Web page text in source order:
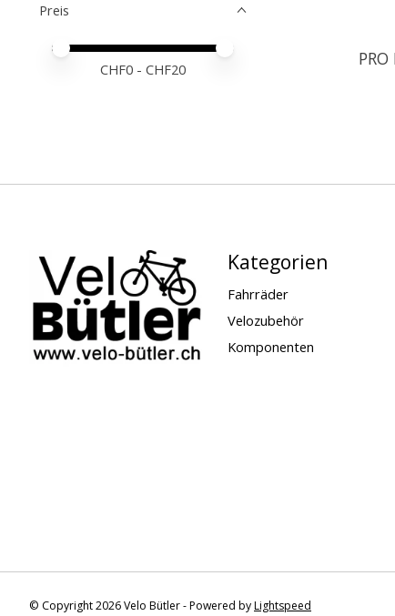
Preis
Preis – Mindestwert
Price maximum value
CHF0 - CHF20
Kategorien
Fahrräder
Velozubehör
Komponenten
© Copyright 2026 Velo Bütler - Powered byLightspeed